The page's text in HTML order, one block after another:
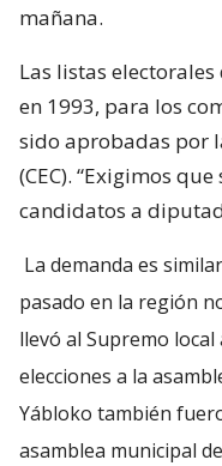
mañana.
Las listas
en 1993, para los
sido aprobadas por
(CEC). “Exigimos
candidatos a
La demanda es
pasado en la región
llevó al Supremo local
elecciones a la
Yábloko también
asamblea municipal